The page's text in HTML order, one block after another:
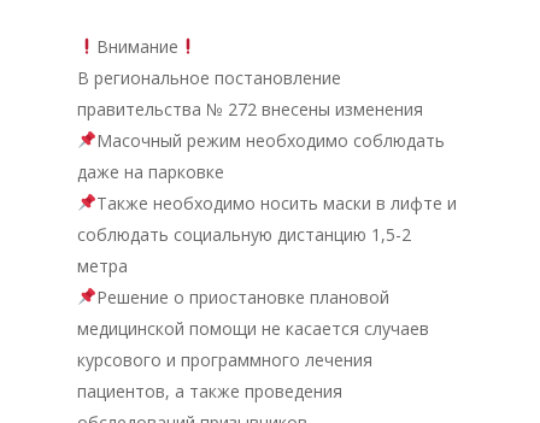
Внимание
В региональное постановление
правительства № 272 внесены изменения
Масочный режим необходимо соблюдать
даже на парковке
Также необходимо носить маски в лифте и
соблюдать социальную дистанцию 1,5-2
метра
Решение о приостановке плановой
медицинской помощи не касается случаев
курсового и программного лечения
пациентов, а также проведения